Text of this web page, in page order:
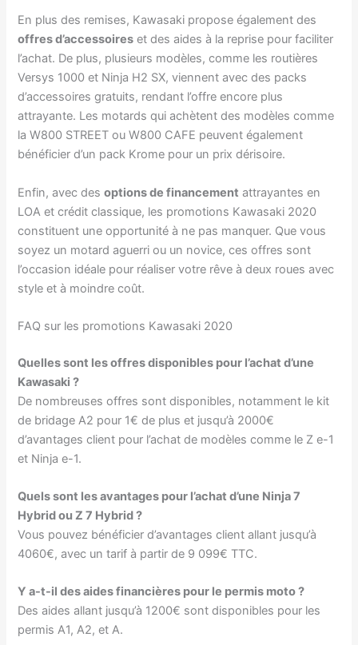
En plus des remises, Kawasaki propose également des
offres d’accessoires et des aides à la reprise pour faciliter
l’achat. De plus, plusieurs modèles, comme les routières
Versys 1000 et Ninja H2 SX, viennent avec des packs
d’accessoires gratuits, rendant l’offre encore plus
attrayante. Les motards qui achètent des modèles comme
la W800 STREET ou W800 CAFE peuvent également
bénéficier d’un pack Krome pour un prix dérisoire.
Enfin, avec desoptions de financement attrayantes en
LOA et crédit classique, les promotions Kawasaki 2020
constituent une opportunité à ne pas manquer. Que vous
soyez un motard aguerri ou un novice, ces offres sont
l’occasion idéale pour réaliser votre rêve à deux roues avec
style et à moindre coût.
FAQ sur les promotions Kawasaki 2020
Quelles sont les offres disponibles pour l’achat d’une
Kawasaki ?
De nombreuses offres sont disponibles, notamment le kit
de bridage A2 pour 1€ de plus et jusqu’à 2000€
d’avantages client pour l’achat de modèles comme le Z e-1
et Ninja e-1.
Quels sont les avantages pour l’achat d’une Ninja 7
Hybrid ou Z 7 Hybrid ?
Vous pouvez bénéficier d’avantages client allant jusqu’à
4060€, avec un tarif à partir de 9 099€ TTC.
Y a-t-il des aides financières pour le permis moto ?
Des aides allant jusqu’à 1200€ sont disponibles pour les
permis A1, A2, et A.